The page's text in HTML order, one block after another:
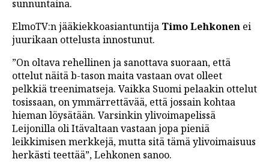
sunnuntaina.
ElmoTV:n jääkiekkoasiantuntija Timo Lehkonen ei
juurikaan ottelusta innostunut.
”On oltava rehellinen ja sanottava suoraan, että
ottelut näitä b-tason maita vastaan ovat olleet
pelkkiä treenimatseja. Vaikka Suomi pelaakin ottelut
tosissaan, on ymmärrettävää, että jossain kohtaa
hieman löysätään. Varsinkin ylivoimapelissä
Leijonilla oli Itävaltaan vastaan jopa pieniä
leikkimisen merkkejä, mutta sitä tämä ylivoimaisuus
herkästi teettää”, Lehkonen sanoo.